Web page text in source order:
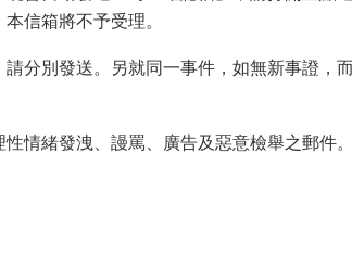
信箱將不予受理。
分別發送。另就同一事件，如無新事證，
情緒發洩、謾罵、廣告及惡意檢舉之郵件